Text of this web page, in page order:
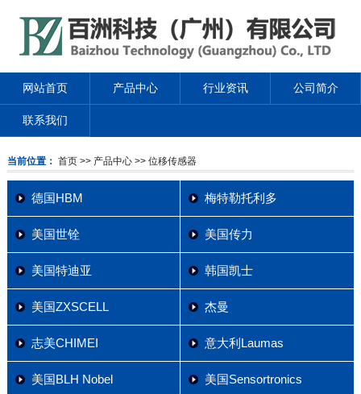
网站首页 产品中心 行业资讯 公司简介
联系我们
当前位置： 首页 >> 产品中心>> 位移传感器
德国HBM 梅特勒托利多
美国世铨 美国传力
美国特迪亚 韩国凯士
美国ZXSCELL 杰曼
志美CHIMEI 意大利Laumas
美国BLH Nobel 美国Sensortronics